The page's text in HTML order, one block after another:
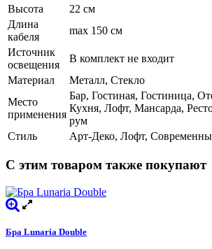
Высота
22 см
Длина
кабеля
max 150 см
Источник
освещения
В комплект не входит
Материал
Металл, Стекло
Место
применения
Бар, Гостиная, Гостиница,
Кухня, Лофт, Мансарда,
рум
Стиль
Арт-Деко, Лофт,
С этим товаром также покупают
Бра Lunaria Double